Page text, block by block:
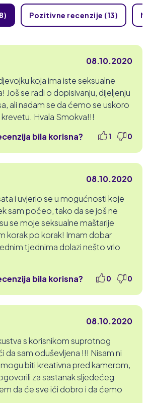
Pozitivne recenzije (13)
08.10.2020
koja ima iste seksualne
Još se radi o dopisivanju, dijeljenju
ali nadam se da ćemo se uskoro
krevetu. Hvala Smokva!!!
bila korisna?
1 0
08.10.2020
i uvjerio se u mogućnosti koje
sam počeo, tako da se još ne
se moje seksualne maštarije
korak po korak! Imam dobar
tjednima dolazi nešto vrlo
bila korisna?
0 0
08.10.2020
s korisnikom suprotnog
da sam oduševljena !!! Nisam ni
biti kreativna pred kamerom,
za sastanak sljedećeg
da će sve ići dobro i da ćemo